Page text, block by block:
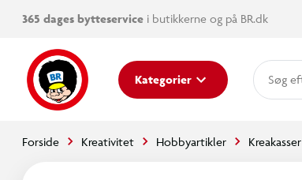
365 dages bytteservice i butikkerne og på BR.dk
Kategorier
Forside Kreativitet Hobbyartikler Kreakasser